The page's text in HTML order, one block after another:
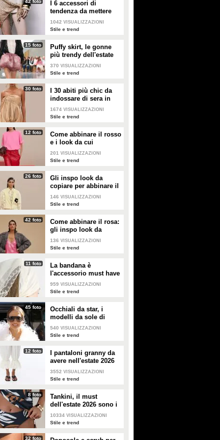
42 foto
I 6 accessori di
tendenza da mettere
nella valigia dell'estate
2026
1042 VISUALIZZAZIONI
Stile e trend
15 foto
Puffy skirt, le gonne
più trendy dell'estate
2026 sono quelle a
palloncino
370 VISUALIZZAZIONI
Stile e trend
30 foto
I 30 abiti più chic da
indossare di sera in
estate
1674 VISUALIZZAZIONI
Stile e trend
12 foto
Come abbinare il rosso
e i look da cui
prendere ispirazione
201 VISUALIZZAZIONI
Stile e trend
26 foto
Gli inspo look da
copiare per abbinare il
giallo
146 VISUALIZZAZIONI
Stile e trend
42 foto
Come abbinare il rosa:
gli inspo look da
copiare
136 VISUALIZZAZIONI
Stile e trend
11 foto
La bandana è
l'accessorio must have
dell'estate 2026: i
modelli di tendenza
959 VISUALIZZAZIONI
Stile e trend
45 foto
Occhiali da star, i
modelli da sole di
tendenza per l'estate
2026
540 VISUALIZZAZIONI
Stile e trend
12 foto
I pantaloni granny da
avere nell'estate 2026
3552 VISUALIZZAZIONI
Stile e trend
8 foto
Tankini, il must
dell'estate 2026 sono i
costumi con la canotta
10334 VISUALIZZAZIONI
Stile e trend
32 foto